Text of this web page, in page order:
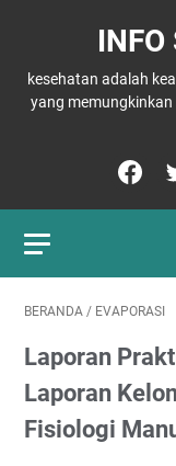
INFO
kesehatan adalah
yang
BERANDA / EVAPORASI
Laporan
Laporan
Fisiologi